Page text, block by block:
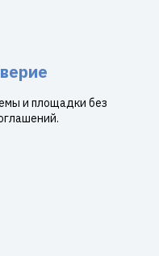
и площадки без